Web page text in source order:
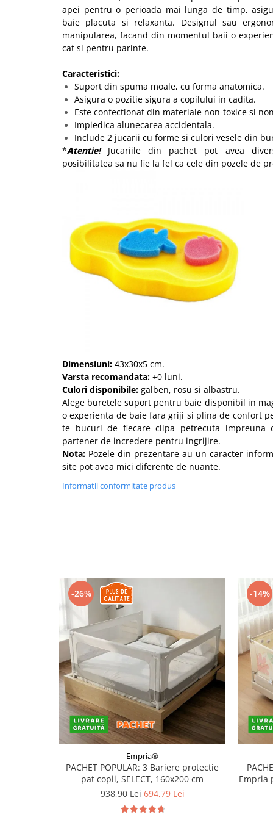
apei pentru o perioada mai lunga de timp,
baie placuta si relaxanta. Designul sau
manipularea, facand din momentul baii o
cat si pentru parinte.
Caracteristici:
Suport din spuma moale, cu forma anatomica.
Asigura o pozitie sigura a copilului in cadita.
Este confectionat din materiale non-toxice si
Impiedica alunecarea accidentala.
Include 2 jucarii cu forme si culori vesele din
*Atentie!Jucariile din pachet pot avea
posibilitatea sa nu fie la fel ca cele din pozele de
Dimensiuni: 43x30x5 cm.
Varsta recomandata: +0 luni.
Culori disponibile: galben, rosu si albastru.
Alege buretele suport pentru baie disponibil in
o experienta de baie fara griji si plina de confort
te bucuri de fiecare clipa petrecuta
partener de incredere pentru ingrijire.
Nota: Pozele din prezentare au un caracter
site pot avea mici diferente de nuante.
Informatii conformitate produs
-26%
Empria®
PACHET POPULAR: 3 Bariere protectie
pat copii, SELECT, 160x200 cm
938,90 Lei694,79 Lei
-14%
Empria